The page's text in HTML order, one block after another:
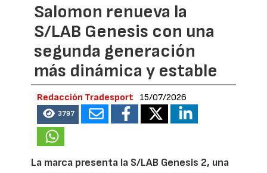
Salomon renueva la
S/LAB Genesis con una
segunda generación
más dinámica y estable
Redacción Tradesport 15/07/2026
3797
La marca presenta la S/LAB Genesis 2, una